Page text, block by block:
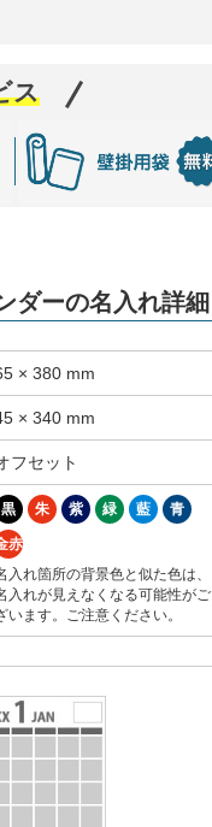
ス
ダーの名入れ詳細
× 380 mm
× 340 mm
フセット
黒 朱 紫 緑 藍 青
赤
入れ箇所の背景色と似た色は、
入れが見えなくなる可能性がご
います。ご注意ください。